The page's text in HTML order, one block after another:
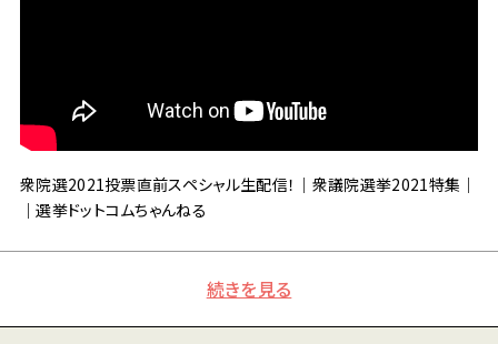
衆院選2021投票直前スペシャル生配信！｜衆議院選挙2021特集｜
｜選挙ドットコムちゃんねる
続きを見る